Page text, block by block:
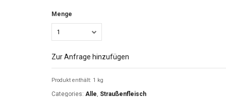
Menge
1
Zur Anfrage hinzufügen
Produkt enthält: 1 kg
Categories: Alle, Straußenfleisch